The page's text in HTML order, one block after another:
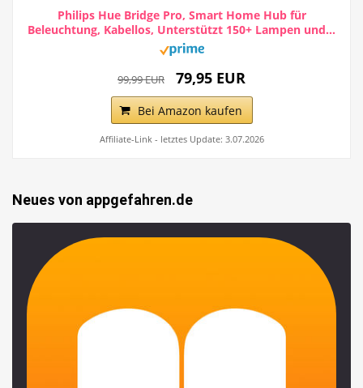
Philips Hue Bridge Pro, Smart Home Hub für
Beleuchtung, Kabellos, Unterstützt 150+ Lampen und...
99,99 EUR 79,95 EUR
Bei Amazon kaufen
Affiliate-Link - letztes Update: 3.07.2026
Neues von appgefahren.de